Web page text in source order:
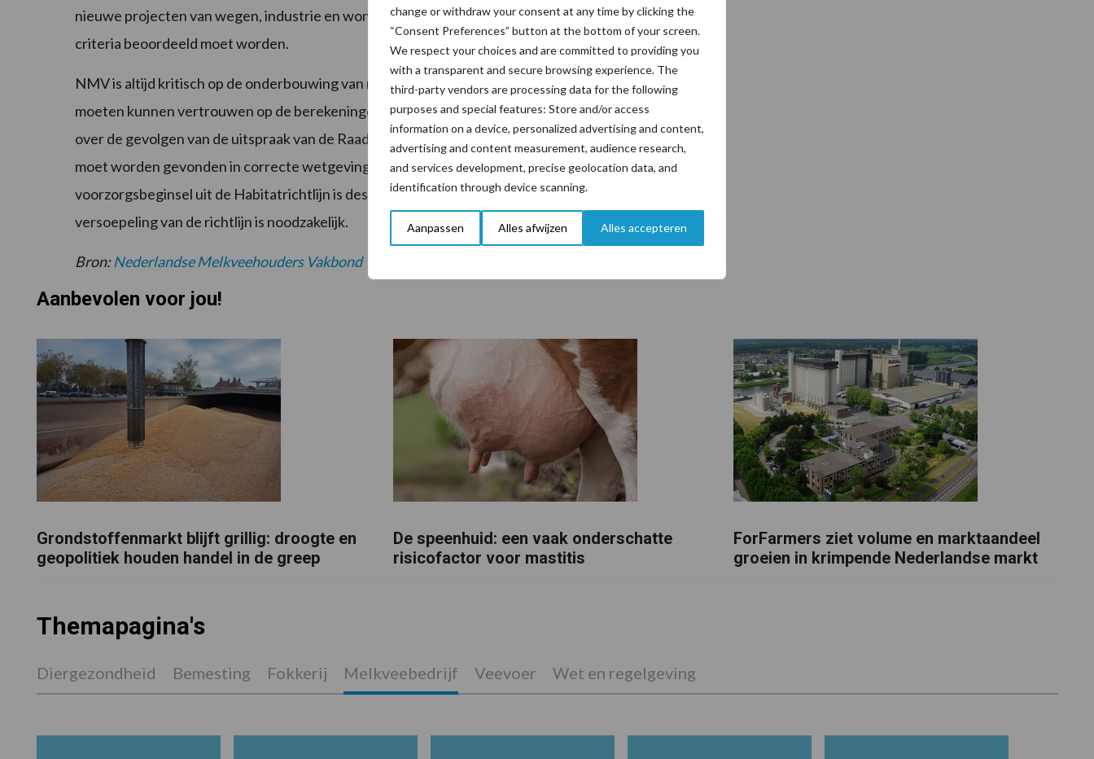
change or withdraw your consent at any time by clicking the
“Consent Preferences” button at the bottom of your screen.
We respect your choices and are committed to providing you
with a transparent and secure browsing experience. The
third-party vendors are processing data for the following
purposes and special features: Store and/or access
information on a device, personalized advertising and content,
advertising and content measurement, audience research,
and services development, precise geolocation data, and
identification through device scanning.
Aanpassen Alles afwijzen Alles accepteren
nieuwe projecten van wegen, industrie en woningbouw waarschijnlijk voortaan weer via zwaardere
criteria beoordeeld moet worden.
NMV is altijd kritisch op de onderbouwing van modellen. Bedrijven die grote investeringen plegen,
moeten kunnen vertrouwen op de berekeningen van de overheid. NMV heeft dan ook grote zorgen
over de gevolgen van de uitspraak van de Raad van State. NMV is van mening dat de echte oplossing
moet worden gevonden in correcte wetgeving gebaseerd op alle bronnen van stikstofemissie. Het
voorzorgsbeginsel uit de Habitatrichtlijn is desastreus voor de totale economie van Nederland. Een
versoepeling van de richtlijn is noodzakelijk.
Bron:Nederlandse Melkveehouders Vakbond
Aanbevolen voor jou!
Grondstoffenmarkt blijft grillig: droogte en
geopolitiek houden handel in de greep
De speenhuid: een vaak onderschatte
risicofactor voor mastitis
ForFarmers ziet volume en marktaandeel
groeien in krimpende Nederlandse markt
Themapagina's
Diergezondheid Bemesting Fokkerij Melkveebedrijf Veevoer Wet en regelgeving